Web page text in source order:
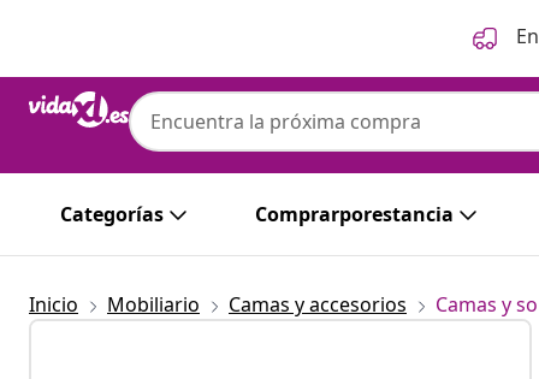
Categorías Comprarporestancia
Inicio Mobiliario Camas y accesorios Camas y